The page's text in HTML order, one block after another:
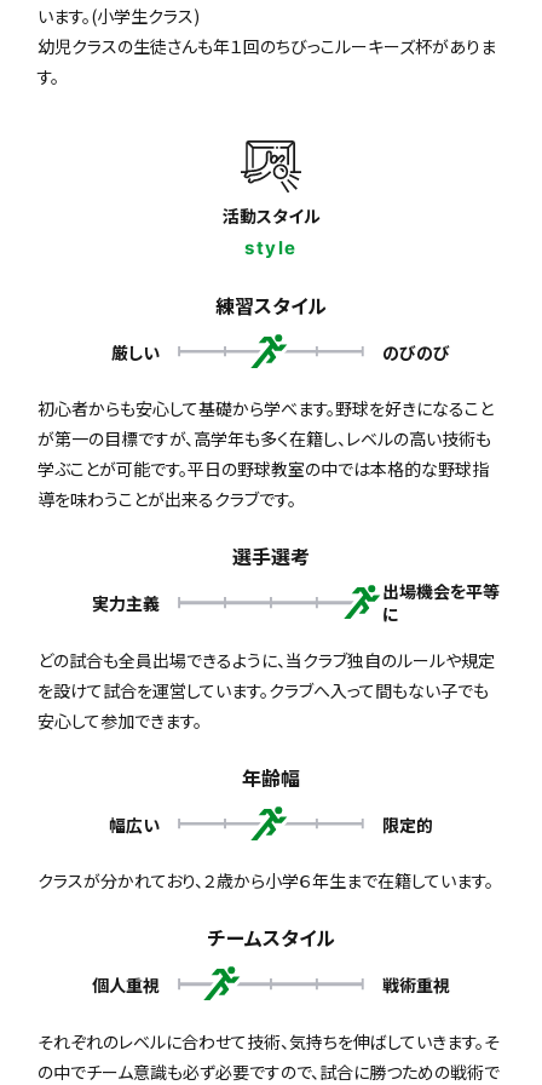
います。(小学生クラス)
幼児クラスの生徒さんも年１回のちびっこルーキーズ杯がありま
す。
活動スタイル
style
練習スタイル
厳しい のびのび
初心者からも安心して基礎から学べます。野球を好きになること
が第一の目標ですが、高学年も多く在籍し、レベルの高い技術も
学ぶことが可能です。平日の野球教室の中では本格的な野球指
導を味わうことが出来るクラブです。
選手選考
実力主義
出場機会を平等
に
どの試合も全員出場できるように、当クラブ独自のルールや規定
を設けて試合を運営しています。クラブへ入って間もない子でも
安心して参加できます。
年齢幅
幅広い 限定的
クラスが分かれており、２歳から小学６年生まで在籍しています。
チームスタイル
個人重視 戦術重視
それぞれのレベルに合わせて技術、気持ちを伸ばしていきます。そ
の中でチーム意識も必ず必要ですので、試合に勝つための戦術で